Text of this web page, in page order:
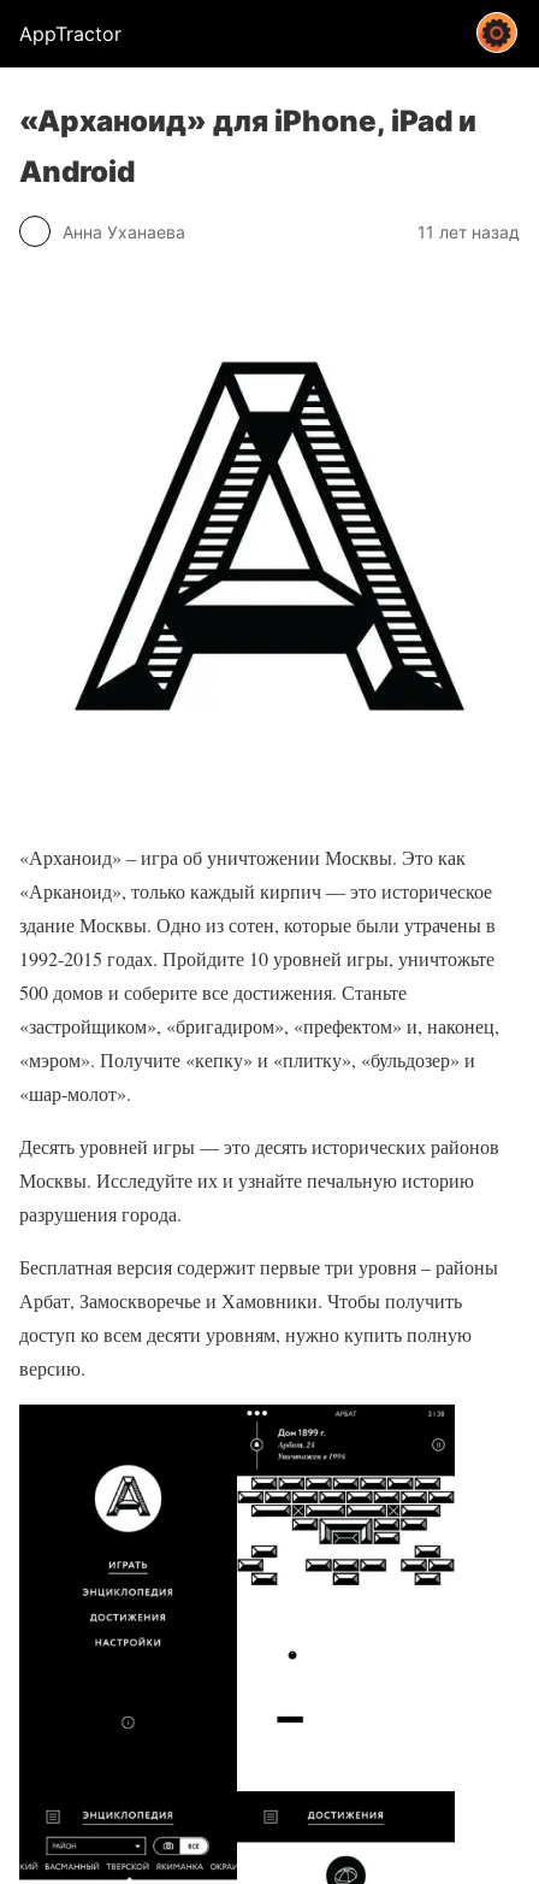
AppTractor
«Арханоид» для iPhone, iPad и
Android
Анна Уханаева 11 лет назад
«Арханоид» – игра об уничтожении Москвы. Это как
«Арканоид», только каждый кирпич — это историческое
здание Москвы. Одно из сотен, которые были утрачены в
1992-2015 годах. Пройдите 10 уровней игры, уничтожьте
500 домов и соберите все достижения. Станьте
«застройщиком», «бригадиром», «префектом» и, наконец,
«мэром». Получите «кепку» и «плитку», «бульдозер» и
«шар-молот».
Десять уровней игры — это десять исторических районов
Москвы. Исследуйте их и узнайте печальную историю
разрушения города.
Бесплатная версия содержит первые три уровня – районы
Арбат, Замоскворечье и Хамовники. Чтобы получить
доступ ко всем десяти уровням, нужно купить полную
версию.